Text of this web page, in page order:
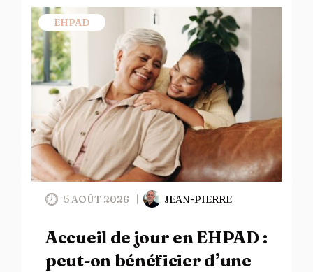
EHPAD
5 AOÛT 2026 JEAN-PIERRE
Accueil de jour en EHPAD :
peut-on bénéficier d’une